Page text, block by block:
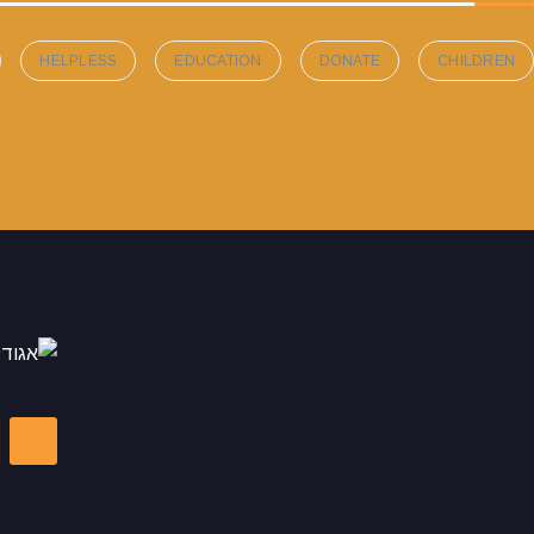
CHILDREN
DONATE
EDUCATION
HELPLESS